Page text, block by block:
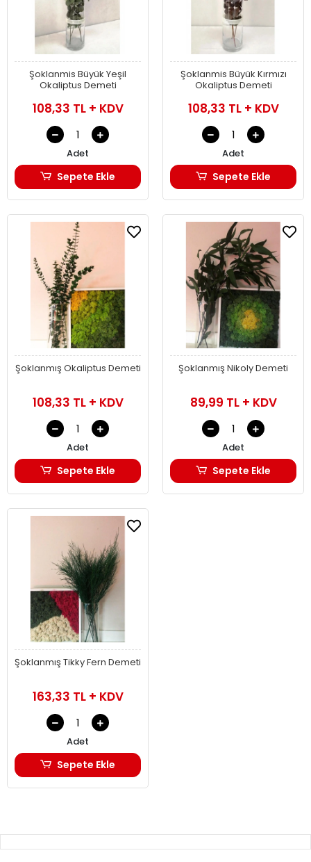
Şoklanmis Büyük Yeşil
Okaliptus Demeti
108,33 TL + KDV
Adet
Sepete Ekle
Şoklanmis Büyük Kırmızı
Okaliptus Demeti
108,33 TL + KDV
Adet
Sepete Ekle
Şoklanmış Okaliptus Demeti
108,33 TL + KDV
Adet
Sepete Ekle
Şoklanmış Nikoly Demeti
89,99 TL + KDV
Adet
Sepete Ekle
Şoklanmış Tikky Fern Demeti
163,33 TL + KDV
Adet
Sepete Ekle